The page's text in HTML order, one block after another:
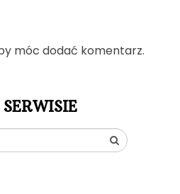
móc dodać komentarz.